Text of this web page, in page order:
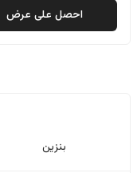
احصل على عرض
بنزين